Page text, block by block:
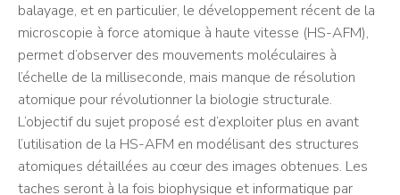
balayage, et en particulier, le développement récent de la
microscopie à force atomique à haute vitesse (HS-AFM),
permet d’observer des mouvements moléculaires à
l’échelle de la milliseconde, mais manque de résolution
atomique pour révolutionner la biologie structurale.
L’objectif du sujet proposé est d’exploiter plus en avant
l’utilisation de la HS-AFM en modélisant des structures
atomiques détaillées au cœur des images obtenues. Les
taches seront à la fois biophysique et informatique par